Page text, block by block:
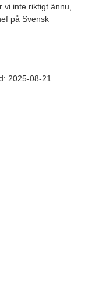
inte riktigt ännu,
på Svensk
2025-08-21